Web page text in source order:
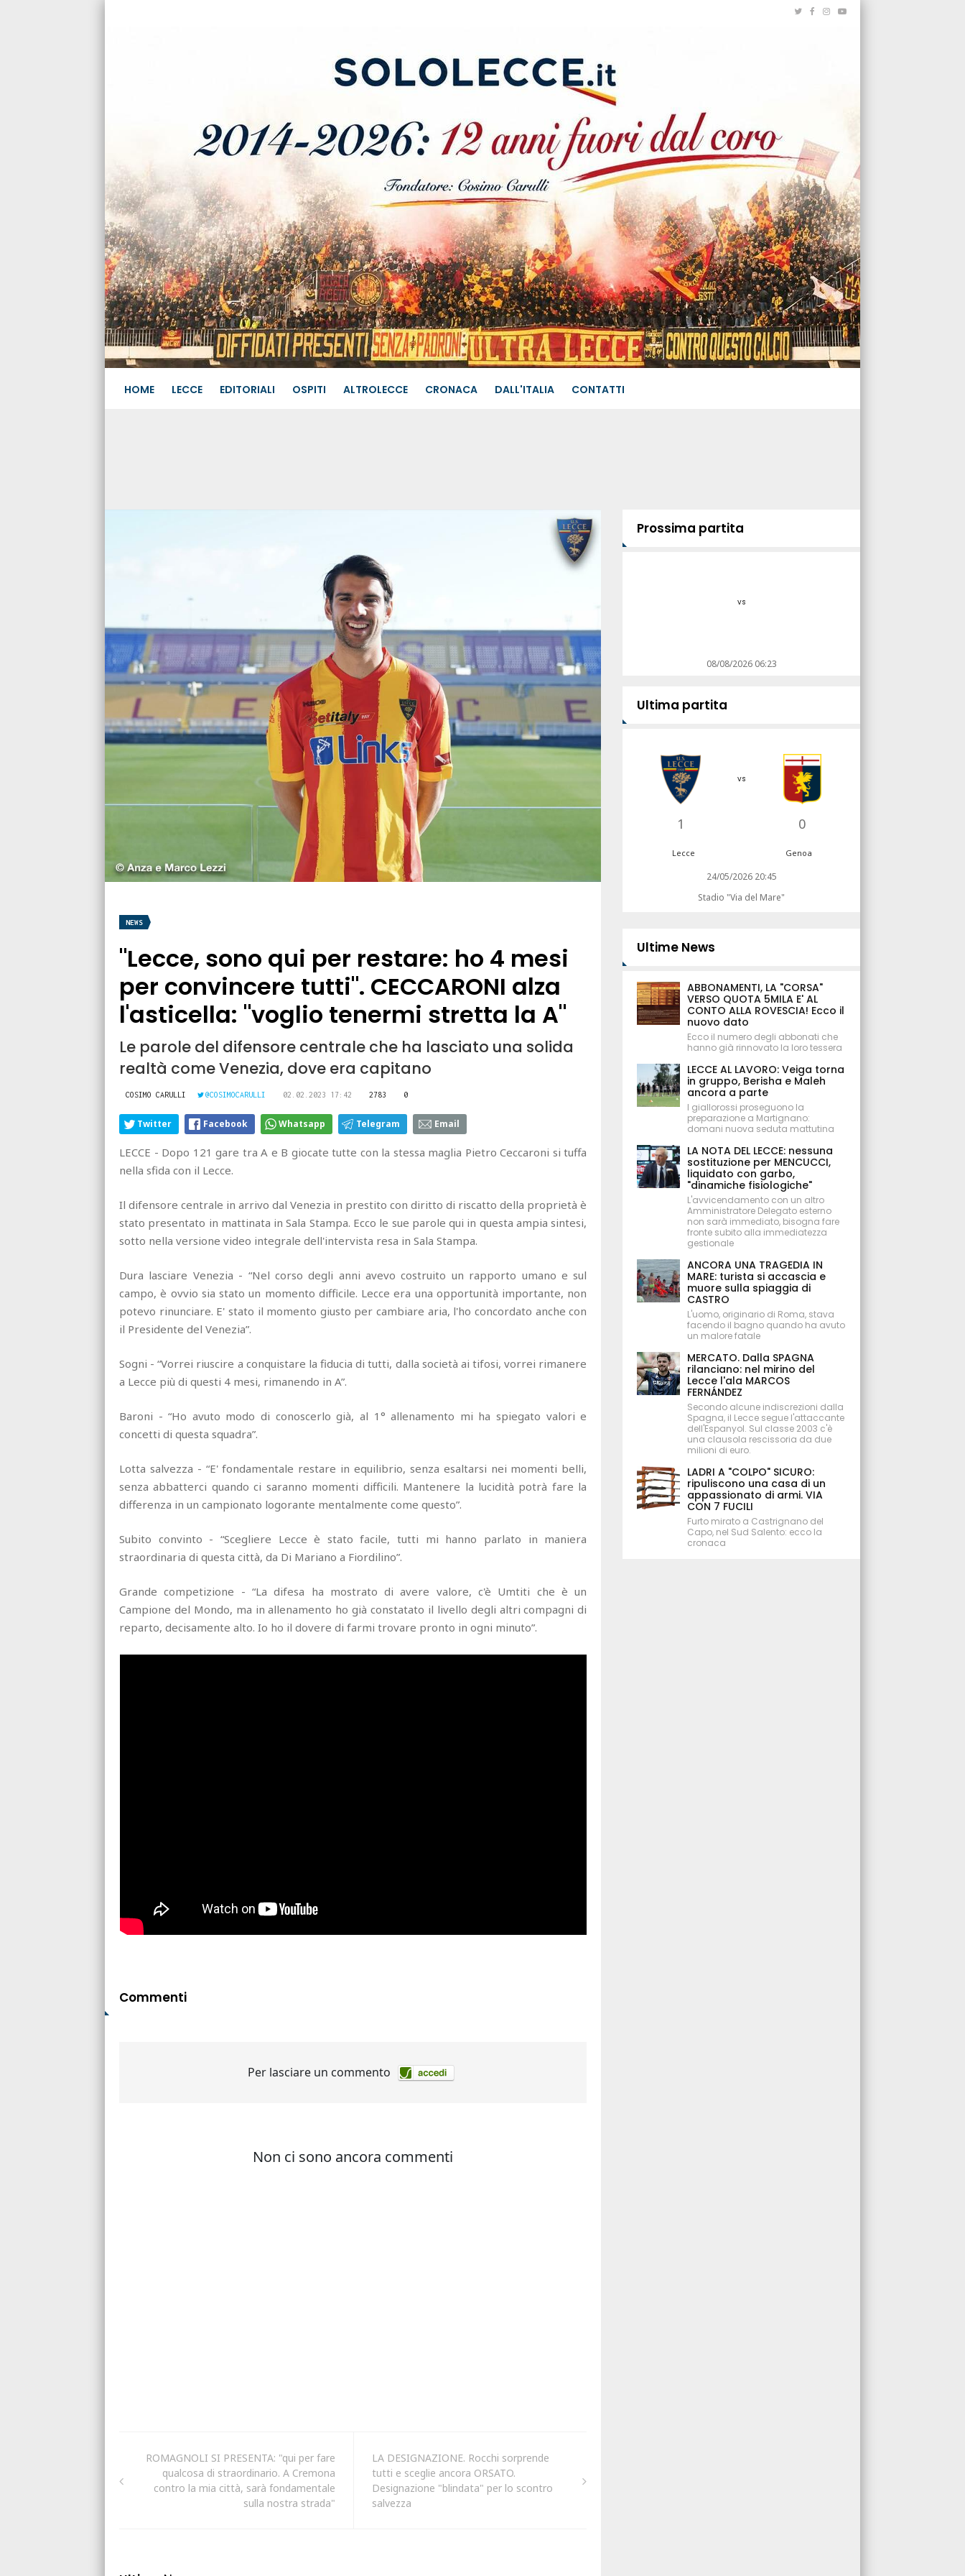
HOME LECCE EDITORIALI OSPITI ALTROLECCE CRONACA DALL'ITALIA CONTATTI
NEWS
"Lecce, sono qui per restare: ho 4 mesi
per convincere tutti". CECCARONI alza
l'asticella: "voglio tenermi stretta la A"
Le parole del difensore centrale che ha lasciato una solida
realtà come Venezia, dove era capitano
COSIMO CARULLI @COSIMOCARULLI 02.02.2023 17:42 2783 0
Twitter Facebook Whatsapp Telegram Email
LECCE - Dopo 121 gare tra A e B giocate tutte con la stessa maglia Pietro Ceccaroni si tuffa
nella sfida con il Lecce.
Il difensore centrale in arrivo dal Venezia in prestito con diritto di riscatto della proprietà è
stato presentato in mattinata in Sala Stampa. Ecco le sue parole qui in questa ampia sintesi,
sotto nella versione video integrale dell'intervista resa in Sala Stampa.
Dura lasciare Venezia - “Nel corso degli anni avevo costruito un rapporto umano e sul
campo, è ovvio sia stato un momento difficile. Lecce era una opportunità importante, non
potevo rinunciare. E' stato il momento giusto per cambiare aria, l'ho concordato anche con
il Presidente del Venezia”.
Sogni - “Vorrei riuscire a conquistare la fiducia di tutti, dalla società ai tifosi, vorrei rimanere
a Lecce più di questi 4 mesi, rimanendo in A”.
Baroni - “Ho avuto modo di conoscerlo già, al 1° allenamento mi ha spiegato valori e
concetti di questa squadra”.
Lotta salvezza - “E' fondamentale restare in equilibrio, senza esaltarsi nei momenti belli,
senza abbatterci quando ci saranno momenti difficili. Mantenere la lucidità potrà fare la
differenza in un campionato logorante mentalmente come questo”.
Subito convinto - “Scegliere Lecce è stato facile, tutti mi hanno parlato in maniera
straordinaria di questa città, da Di Mariano a Fiordilino”.
Grande competizione - “La difesa ha mostrato di avere valore, c'è Umtiti che è un
Campione del Mondo, ma in allenamento ho già constatato il livello degli altri compagni di
reparto, decisamente alto. Io ho il dovere di farmi trovare pronto in ogni minuto”.
Commenti
ROMAGNOLI SI PRESENTA: "qui per fare
qualcosa di straordinario. A Cremona
contro la mia città, sarà fondamentale
sulla nostra strada"
LA DESIGNAZIONE. Rocchi sorprende
tutti e sceglie ancora ORSATO.
Designazione "blindata" per lo scontro
salvezza
Prossima partita
vs
08/08/2026 06:23
Ultima partita
1
vs
0
Lecce Genoa
24/05/2026 20:45
Stadio "Via del Mare"
Ultime News
ABBONAMENTI, LA "CORSA"
VERSO QUOTA 5MILA E' AL
CONTO ALLA ROVESCIA! Ecco il
nuovo dato
Ecco il numero degli abbonati che
hanno già rinnovato la loro tessera
LECCE AL LAVORO: Veiga torna
in gruppo, Berisha e Maleh
ancora a parte
I giallorossi proseguono la
preparazione a Martignano:
domani nuova seduta mattutina
LA NOTA DEL LECCE: nessuna
sostituzione per MENCUCCI,
liquidato con garbo,
"dinamiche fisiologiche"
L'avvicendamento con un altro
Amministratore Delegato esterno
non sarà immediato, bisogna fare
fronte subito alla immediatezza
gestionale
ANCORA UNA TRAGEDIA IN
MARE: turista si accascia e
muore sulla spiaggia di
CASTRO
L'uomo, originario di Roma, stava
facendo il bagno quando ha avuto
un malore fatale
MERCATO. Dalla SPAGNA
rilanciano: nel mirino del
Lecce l'ala MARCOS
FERNÁNDEZ
Secondo alcune indiscrezioni dalla
Spagna, il Lecce segue l'attaccante
dell'Espanyol. Sul classe 2003 c'è
una clausola rescissoria da due
milioni di euro.
LADRI A "COLPO" SICURO:
ripuliscono una casa di un
appassionato di armi. VIA
CON 7 FUCILI
Furto mirato a Castrignano del
Capo, nel Sud Salento: ecco la
cronaca